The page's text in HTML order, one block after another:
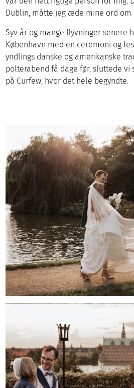
Dublin, måtte jeg æde mine ord
Syv år og mange flyvninger senere
København med en ceremoni og
yndlings danske og amerikanske
polterabend få dage før, sluttede
på Curfew, hvor det hele begyndte.